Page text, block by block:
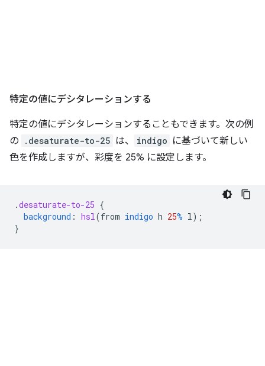
特定の値にデシタレーションする
特定の値にデシタレーションすることもできます。次の例
の
.desaturate-to-25 は、 indigo に基づいて新しい
色を作成しますが、彩度を 25% に設定します。
.desaturate-to-25 {
background : hsl (from indigo h 25% l );
}